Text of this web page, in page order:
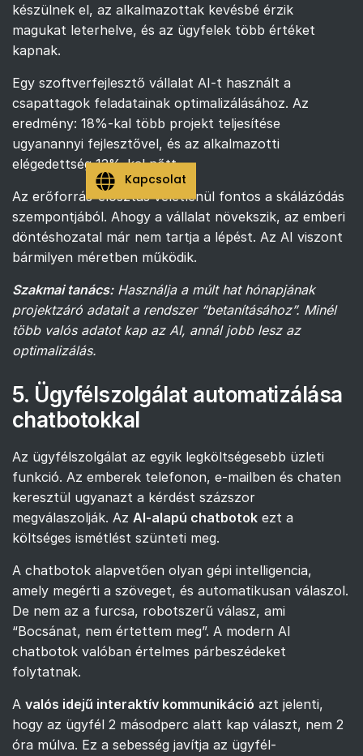
készülnek el, az alkalmazottak kevésbé érzik
magukat leterhelve, és az ügyfelek több értéket
kapnak.
Egy szoftverfejlesztő vállalat AI-t használt a
csapattagok feladatainak optimalizálásához. Az
eredmény: 18%-kal több projekt teljesítése
ugyanannyi fejlesztővel, és az alkalmazotti
elégedettség 12%-kal nőtt.
Az erőforrás-elosztás véletlenül fontos a skálázódás
szempontjából. Ahogy a vállalat növekszik, az emberi
döntéshozatal már nem tartja a lépést. Az AI viszont
bármilyen méretben működik.
Szakmai tanács: Használja a múlt hat hónapjának
projektzáró adatait a rendszer “betanításához”. Minél
több valós adatot kap az AI, annál jobb lesz az
optimalizálás.
5. Ügyfélszolgálat automatizálása
chatbotokkal
Az ügyfélszolgálat az egyik legköltségesebb üzleti
funkció. Az emberek telefonon, e-mailben és chaten
keresztül ugyanazt a kérdést százszor
megválaszolják. Az AI-alapú chatbotok ezt a
költséges ismétlést szünteti meg.
A chatbotok alapvetően olyan gépi intelligencia,
amely megérti a szöveget, és automatikusan válaszol.
De nem az a furcsa, robotszerű válasz, ami
“Bocsánat, nem értettem meg”. A modern AI
chatbotok valóban értelmes párbeszédeket
folytatnak.
A valós idejű interaktív kommunikáció azt jelenti,
hogy az ügyfél 2 másodperc alatt kap választ, nem 2
óra múlva. Ez a sebesség javítja az ügyfél-
Kapcsolat